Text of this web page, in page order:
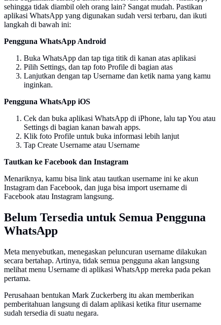
sehingga tidak diambil oleh orang lain? Sangat mudah. Pastikan
aplikasi WhatsApp yang digunakan sudah versi terbaru, dan ikuti
langkah di bawah ini:
Pengguna WhatsApp Android
Buka WhatsApp dan tap tiga titik di kanan atas aplikasi
Pilih Settings, dan tap foto Profile di bagian atas
Lanjutkan dengan tap Username dan ketik nama yang kamu
inginkan.
Pengguna WhatsApp iOS
Cek dan buka aplikasi WhatsApp di iPhone, lalu tap You atau
Settings di bagian kanan bawah apps.
Klik foto Profile untuk buka informasi lebih lanjut
Tap Create Username atau Username
Tautkan ke Facebook dan Instagram
Menariknya, kamu bisa link atau tautkan username ini ke akun
Instagram dan Facebook, dan juga bisa import username di
Facebook atau Instagram langsung.
Belum Tersedia untuk Semua Pengguna
WhatsApp
Meta menyebutkan, menegaskan peluncuran username dilakukan
secara bertahap. Artinya, tidak semua pengguna akan langsung
melihat menu Username di aplikasi WhatsApp mereka pada pekan
pertama.
Perusahaan bentukan Mark Zuckerberg itu akan memberikan
pemberitahuan langsung di dalam aplikasi ketika fitur username
sudah tersedia di suatu negara.